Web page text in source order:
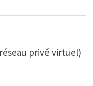
privé virtuel)